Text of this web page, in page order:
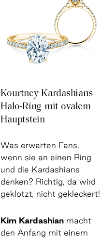
Kourtney Kardashians
Halo-Ring mit ovalem
Hauptstein
Was erwarten Fans,
wenn sie an einen Ring
und die Kardashians
denken? Richtig, da wird
geklotzt, nicht gekleckert!
Kim Kardashian macht
den Anfang mit einem